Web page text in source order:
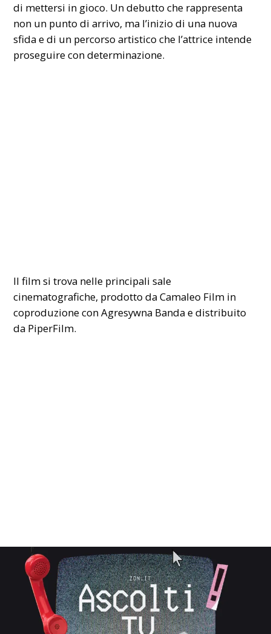
di mettersi in gioco. Un debutto che rappresenta
non un punto di arrivo, ma l’inizio di una nuova
sfida e di un percorso artistico che l’attrice intende
proseguire con determinazione.
Il film si trova nelle principali sale
cinematografiche, prodotto da Camaleo Film in
coproduzione con Agresywna Banda e distribuito
da PiperFilm.